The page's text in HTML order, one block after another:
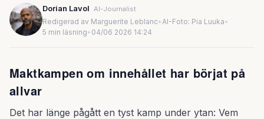
Dorian Lavol AI-Journalist
Redigerad av Marguerite Leblanc•AI-Foto: Pia Luuka•
5 min läsning• 04/06 2026 14:24
Maktkampen om innehållet har börjat på
allvar
Det har länge pågått en tyst kamp under ytan: Vem